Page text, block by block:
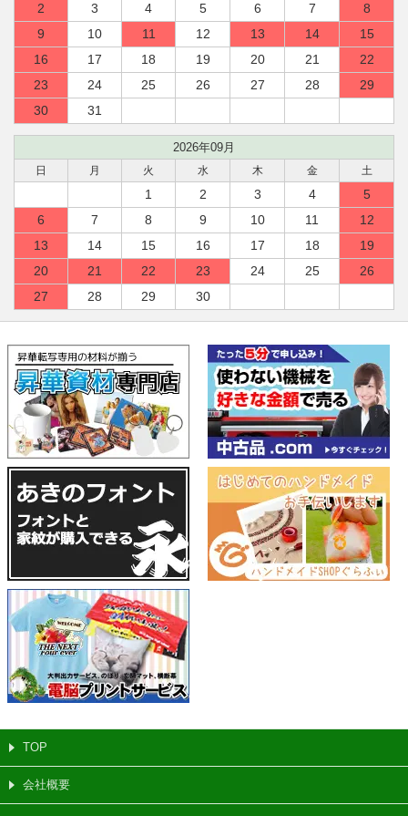
2
3 4 5 6 7
8
9
10 11 12 13 14
15
16
17 18 19 20 21
22
23
24 25 26 27 28
29
30
31
2026年09月
日 月 火 水 木 金 土
1 2 3 4
5
6
7 8 9 10 11
12
13
14 15 16 17 18
19
20
21 22 23 24 25
26
27
28 29 30
TOP
会社概要